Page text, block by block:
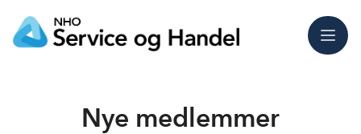
Meny
Nye medlemmer